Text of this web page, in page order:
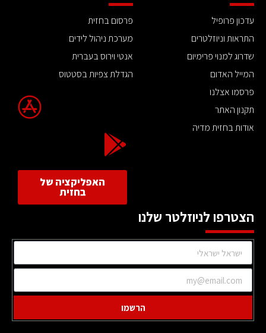
עדכון פרופיל
התראות וניוזלטרים
שדרוג למנוי פרימיום
המייל האדום
פרסמו אצלנו
תקנון האתר
אודות בחזית מדיה
פרסום בחזית
מערכת ניהול לידים
אנטי וירוס בעברית
הגדלת צפיות בסטטוס
האפליקציה של
בחזית
הצטרפו לניוזלטר שלנו
הרשמו